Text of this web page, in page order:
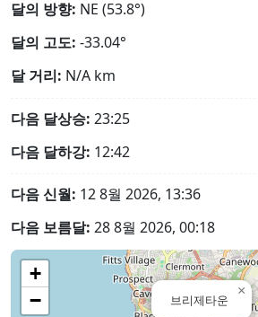
달의 방향: NE (53.8°)
달의 고도: -33.04°
달 거리: N/A km
다음 달상승: 23:25
다음 달하강: 12:42
다음 신월: 12 8월 2026, 13:36
다음 보름달: 28 8월 2026, 00:18
브리제타운
×
+
−